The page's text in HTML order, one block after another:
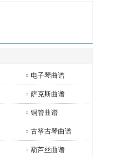
电子琴曲谱
萨克斯曲谱
铜管曲谱
古筝古琴曲谱
葫芦丝曲谱